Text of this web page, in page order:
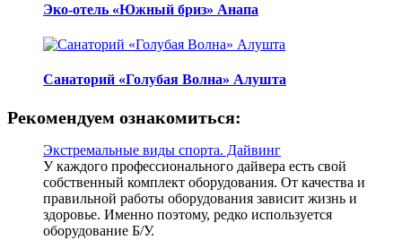
Эко-отель «Южный бриз» Анапа
Санаторий «Голубая Волна» Алушта
Рекомендуем ознакомиться:
Экстремальные виды спорта. Дайвинг
У каждого профессионального дайвера есть свой
собственный комплект оборудования. От качества и
правильной работы оборудования зависит жизнь и
здоровье. Именно поэтому, редко используется
оборудование Б/У.